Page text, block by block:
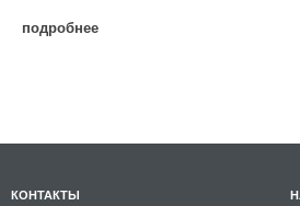
подробнее
КОНТАКТЫ